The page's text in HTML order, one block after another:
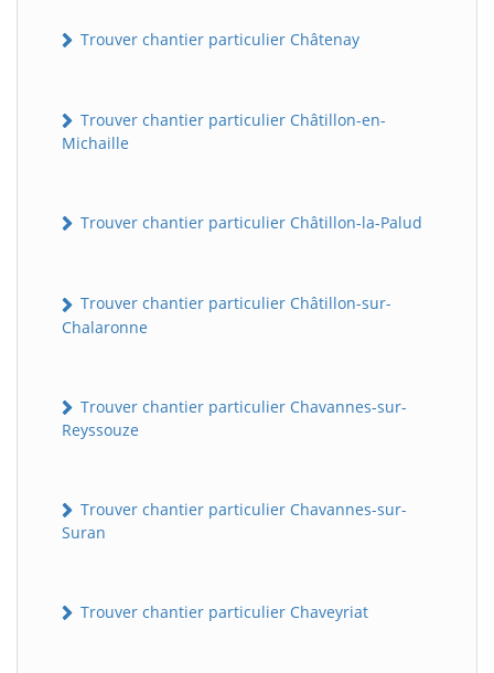
Trouver chantier particulier Châtenay
Trouver chantier particulier Châtillon-en-
Michaille
Trouver chantier particulier Châtillon-la-Palud
Trouver chantier particulier Châtillon-sur-
Chalaronne
Trouver chantier particulier Chavannes-sur-
Reyssouze
Trouver chantier particulier Chavannes-sur-
Suran
Trouver chantier particulier Chaveyriat